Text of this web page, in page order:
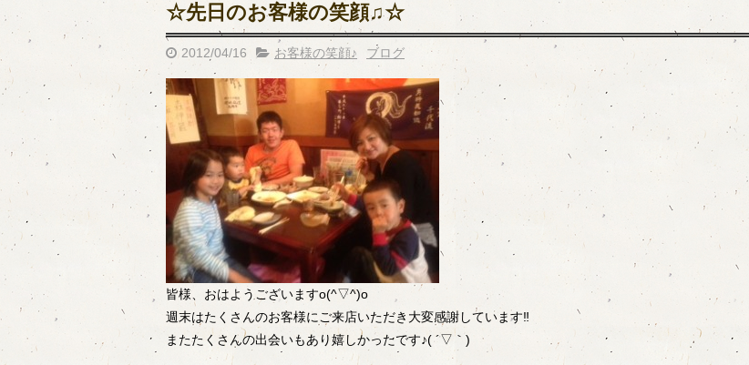
☆先日のお客様の笑顔♫☆
2012/04/16 お客様の笑顔♪ ブログ
皆様、おはようございますo(^▽^)o
週末はたくさんのお客様にご来店いただき大変感謝しています‼
またたくさんの出会いもあり嬉しかったです♪( ´▽｀)